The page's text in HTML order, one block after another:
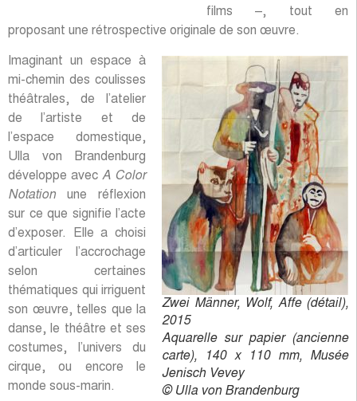
films –, tout en
proposant une rétrospective originale de son œuvre.
Zwei Männer, Wolf, Affe (détail),
2015
Aquarelle sur papier (ancienne
carte), 140 x 110 mm, Musée
Jenisch Vevey
© Ulla von Brandenburg
Imaginant un espace à
mi-chemin des coulisses
théâtrales, de l’atelier
de l’artiste et de
l’espace domestique,
Ulla von Brandenburg
développe avec A Color
Notation une réflexion
sur ce que signifie l’acte
d’exposer. Elle a choisi
d’articuler l’accrochage
selon certaines
thématiques qui irriguent
son œuvre, telles que la
danse, le théâtre et ses
costumes, l’univers du
cirque, ou encore le
monde sous-marin.